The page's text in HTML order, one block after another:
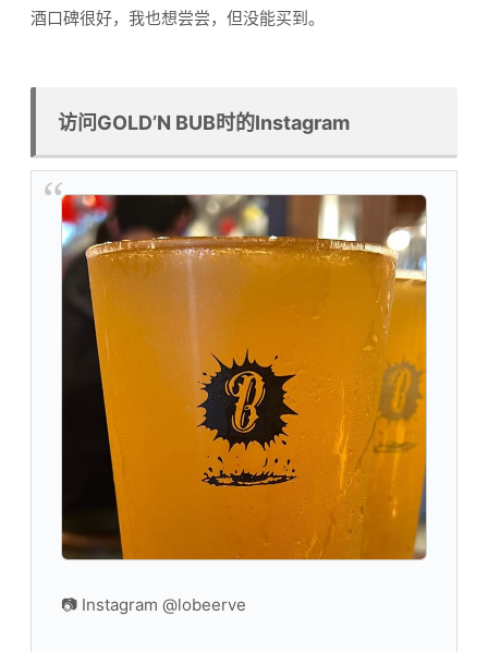
酒口碑很好，我也想尝尝，但没能买到。
访问GOLD’N BUB时的Instagram
📷 Instagram @lobeerve